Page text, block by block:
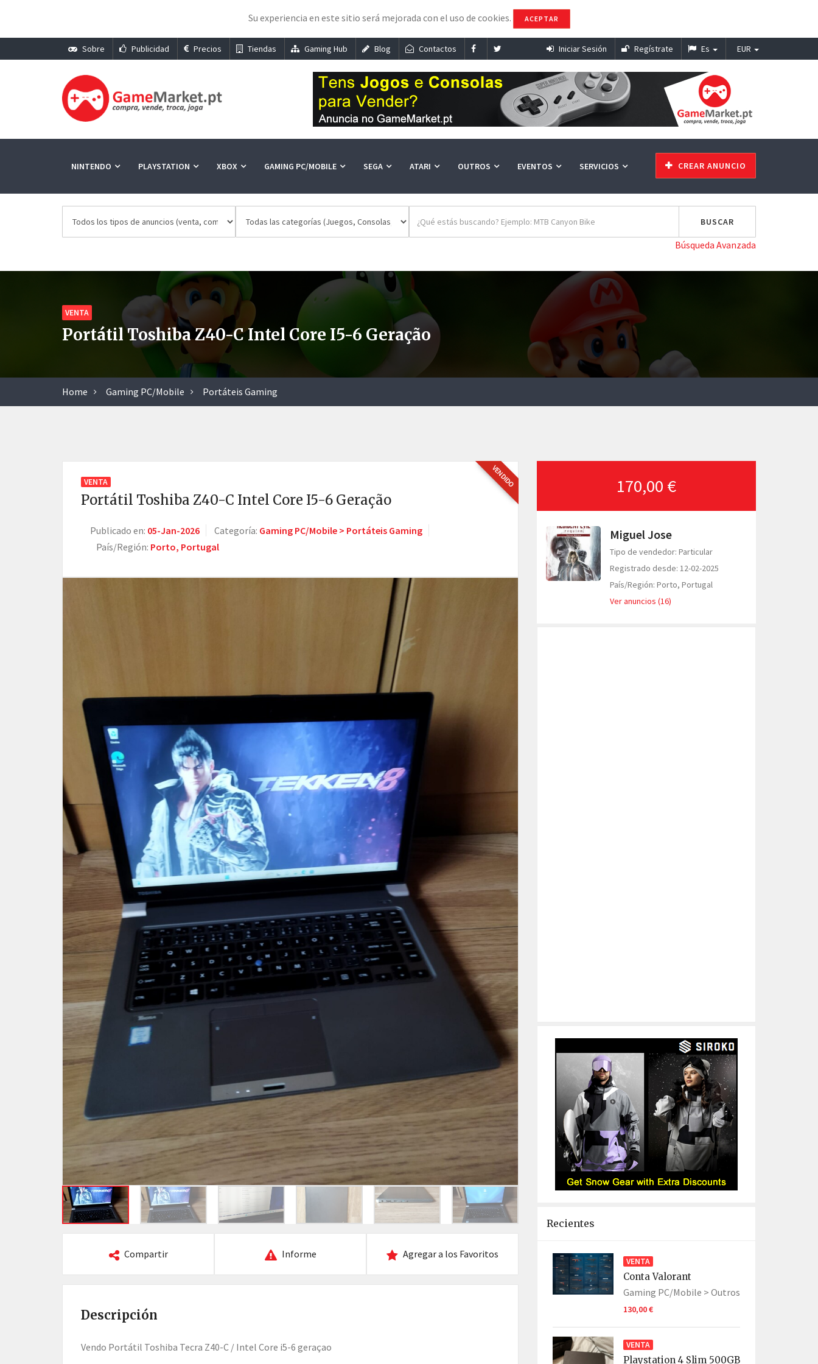
Su experiencia en este sitio será mejorada con el uso de cookies. ACEPTAR
Sobre Publicidad Precios Tiendas Gaming Hub Blog Contactos Iniciar Sesión Regístrate Es EUR
NINTENDO PLAYSTATION XBOX GAMING PC/MOBILE SEGA ATARI OUTROS EVENTOS SERVICIOS CREAR ANUNCIO
Búsqueda Avanzada
VENTA
Portátil Toshiba Z40-C Intel Core I5-6 Geração
Home Gaming PC/Mobile Portáteis Gaming
VENDIDO
VENTA
Portátil Toshiba Z40-C Intel Core I5-6 Geração
Publicado en: 05-Jan-2026 Categoría: Gaming PC/Mobile > Portáteis Gaming
País/Región: Porto, Portugal
Compartir Informe Agregar a los Favoritos
Descripción
vendo Portátil Toshiba Tecra Z40-C / Intel Core i5-6 geraçao
170,00 €
Miguel Jose
Tipo de vendedor: Particular
Registrado desde: 12-02-2025
País/Región: Porto, Portugal
Ver anuncios (16)
Recientes
VENTA
Conta Valorant
Gaming PC/Mobile > Outros
130,00 €
VENTA
Playstation 4 Slim 500GB